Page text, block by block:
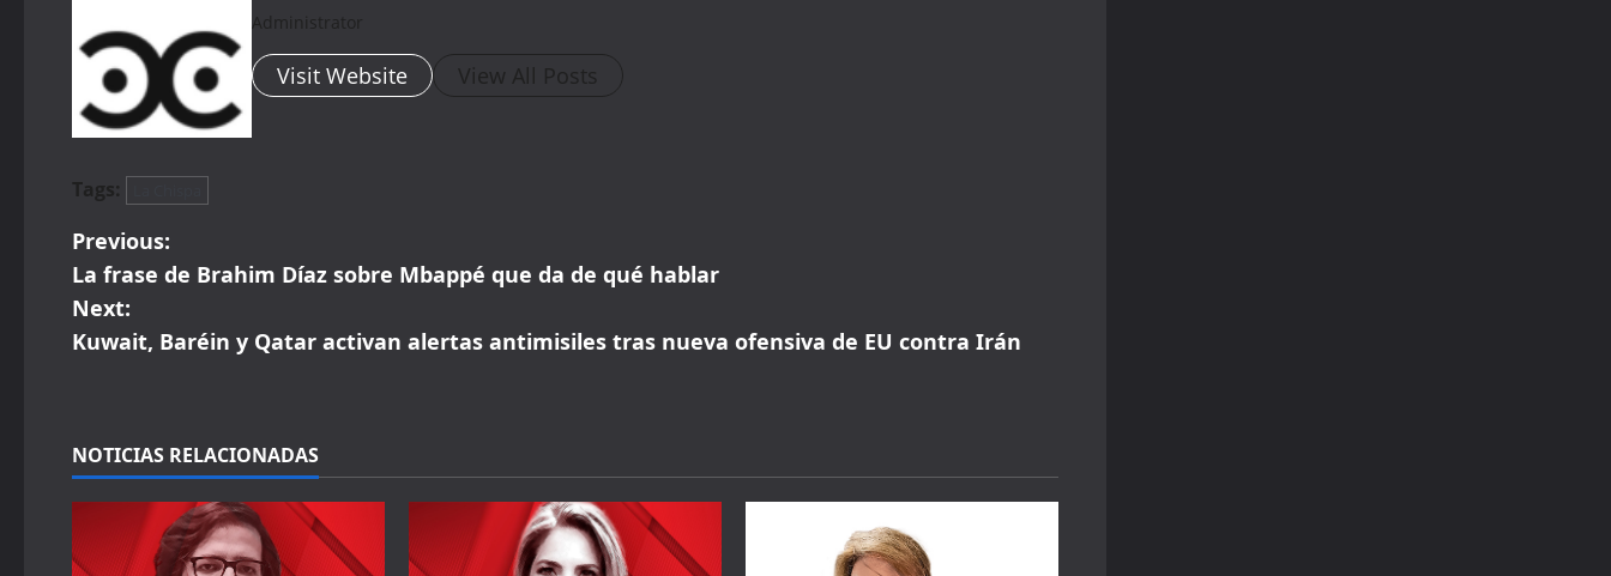
Administrator
Visit Website View All Posts
Tags:
P
o
s
n
a
v
Previous:
La frase de Brahim Díaz sobre Mbappé que da de qué hablar
Next:
Kuwait, Baréin y Qatar activan alertas antimisiles tras nueva ofensiva de EU contra Irán
NOTICIAS RELACIONADAS
* Offer valid for first-time bookings up to $3,000. Applies to all payment